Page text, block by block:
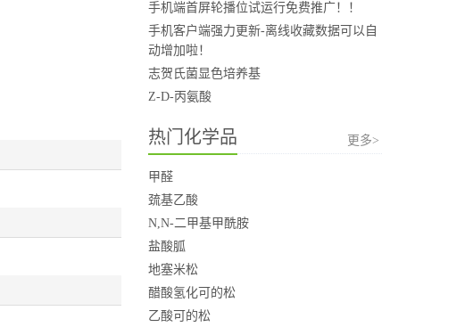
手机端首屏轮播位试运行免费推广！！
手机客户端强力更新-离线收藏数据可以自
动增加啦！
志贺氏菌显色培养基
Z-D-丙氨酸
热门化学品 更多>
甲醛
巯基乙酸
N,N-二甲基甲酰胺
盐酸胍
地塞米松
醋酸氢化可的松
乙酸可的松